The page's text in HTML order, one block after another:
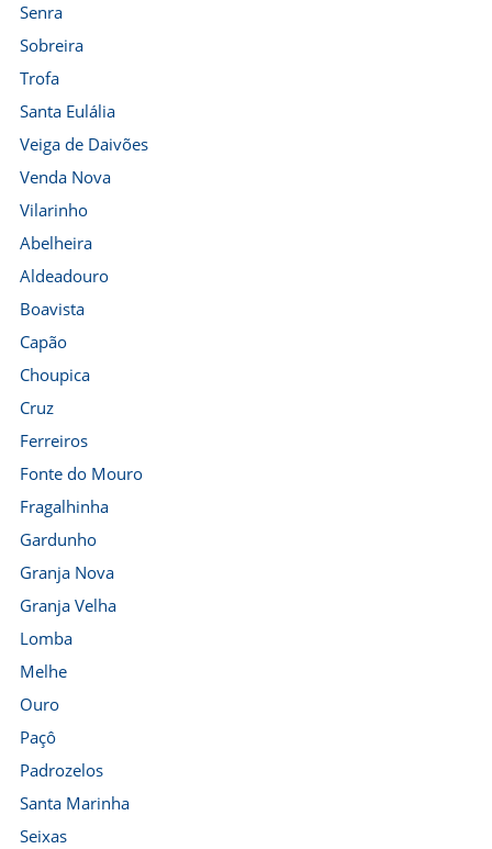
Senra
Sobreira
Trofa
Santa Eulália
Veiga de Daivões
Venda Nova
Vilarinho
Abelheira
Aldeadouro
Boavista
Capão
Choupica
Cruz
Ferreiros
Fonte do Mouro
Fragalhinha
Gardunho
Granja Nova
Granja Velha
Lomba
Melhe
Ouro
Paçô
Padrozelos
Santa Marinha
Seixas